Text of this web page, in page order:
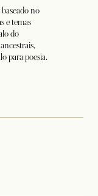
no
e temas
do
para poesia.